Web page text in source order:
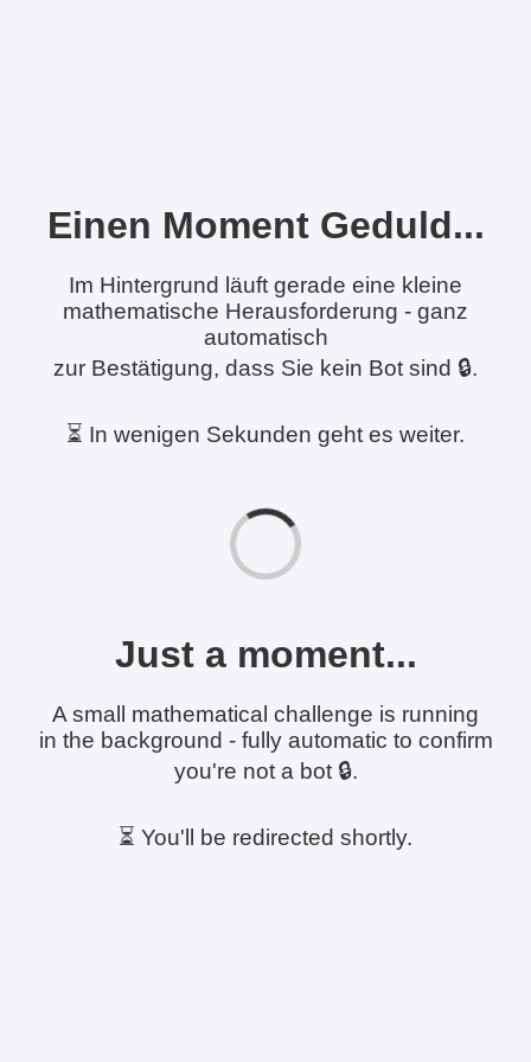
Einen Moment Geduld...
Im Hintergrund läuft gerade eine kleine
mathematische Herausforderung - ganz
automatisch
zur Bestätigung, dass Sie kein Bot sind 🔒.
⏳ In wenigen Sekunden geht es weiter.
Just a moment...
A small mathematical challenge is running
in the background - fully automatic to confirm
you're not a bot 🔒.
⏳ You'll be redirected shortly.